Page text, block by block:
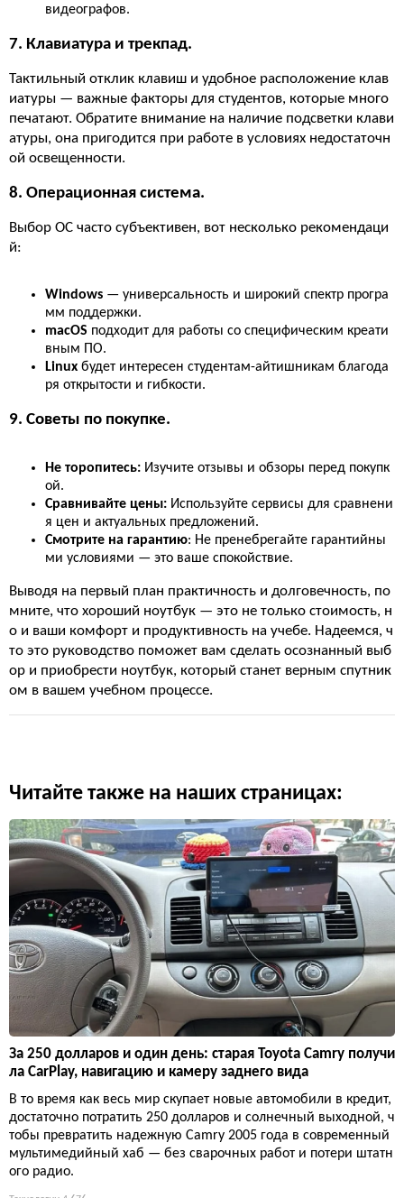
видеографов.
7. Клавиатура и трекпад.
Тактильный отклик клавиш и удобное расположение клав
иатуры — важные факторы для студентов, которые много
печатают. Обратите внимание на наличие подсветки клави
атуры, она пригодится при работе в условиях недостаточн
ой освещенности.
8. Операционная система.
Выбор ОС часто субъективен, вот несколько рекомендаци
й:
Windows — универсальность и широкий спектр програ
мм поддержки.
macOS подходит для работы со специфическим креати
вным ПО.
Linux будет интересен студентам-айтишникам благода
ря открытости и гибкости.
9. Советы по покупке.
Не торопитесь: Изучите отзывы и обзоры перед покупк
ой.
Сравнивайте цены: Используйте сервисы для сравнени
я цен и актуальных предложений.
Смотрите на гарантию: Не пренебрегайте гарантийны
ми условиями — это ваше спокойствие.
Выводя на первый план практичность и долговечность, по
мните, что хороший ноутбук — это не только стоимость, н
о и ваши комфорт и продуктивность на учебе. Надеемся, ч
то это руководство поможет вам сделать осознанный выб
ор и приобрести ноутбук, который станет верным спутник
ом в вашем учебном процессе.
Читайте также на наших страницах:
За 250 долларов и один день: старая Toyota Camry получи
ла CarPlay, навигацию и камеру заднего вида
В то время как весь мир скупает новые автомобили в кредит,
достаточно потратить 250 долларов и солнечный выходной, ч
тобы превратить надежную Camry 2005 года в современный
мультимедийный хаб — без сварочных работ и потери штатн
ого радио.